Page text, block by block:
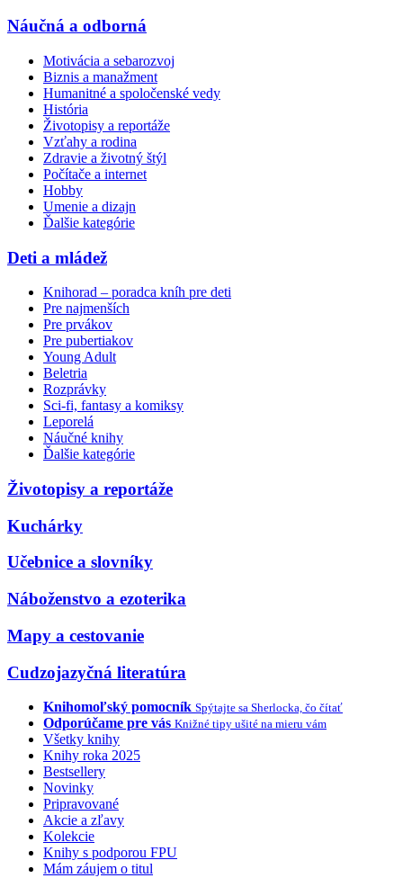
Náučná a odborná
Motivácia a sebarozvoj
Biznis a manažment
Humanitné a spoločenské vedy
História
Životopisy a reportáže
Vzťahy a rodina
Zdravie a životný štýl
Počítače a internet
Hobby
Umenie a dizajn
Ďalšie kategórie
Deti a mládež
Knihorad – poradca kníh pre deti
Pre najmenších
Pre prvákov
Pre pubertiakov
Young Adult
Beletria
Rozprávky
Sci-fi, fantasy a komiksy
Leporelá
Náučné knihy
Ďalšie kategórie
Životopisy a reportáže
Kuchárky
Učebnice a slovníky
Náboženstvo a ezoterika
Mapy a cestovanie
Cudzojazyčná literatúra
Knihomoľský pomocník Spýtajte sa Sherlocka, čo čítať
Odporúčame pre vás Knižné tipy ušité na mieru vám
Všetky knihy
Knihy roka 2025
Bestsellery
Novinky
Pripravované
Akcie a zľavy
Kolekcie
Knihy s podporou FPU
Mám záujem o titul